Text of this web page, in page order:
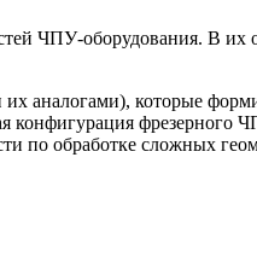
ЧПУ-оборудования. В
аналогами), которые
конфигурация
по обработке сложных